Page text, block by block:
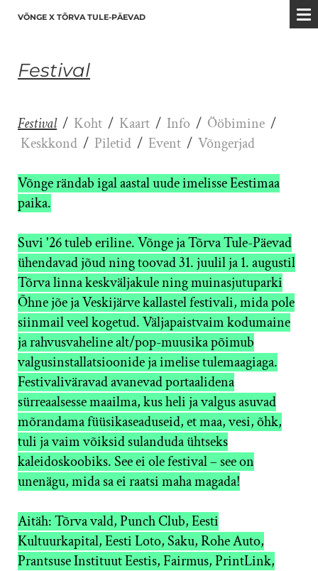
VÕNGE X TÕRVA TULE-PÄEVAD
Festival
Festival/ Koht / Kaart / Info / Ööbimine /
Keskkond / Piletid / Event / Võngerjad
Võnge rändab igal aastal uude imelisse Eestimaa
paika.
Suvi '26 tuleb eriline. Võnge ja Tõrva Tule-Päevad
ühendavad jõud ning toovad 31. juulil ja 1. augustil
Tõrva linna keskväljakule ning muinasjutuparki
Õhne jõe ja Veskijärve kallastel festivali, mida pole
siinmail veel kogetud. Väljapaistvaim kodumaine
ja rahvusvaheline alt/pop-muusika põimub
valgusinstallatsioonide ja imelise tulemaagiaga.
Festivaliväravad avanevad portaalidena
sürreaalsesse maailma, kus heli ja valgus asuvad
mõrandama füüsikaseaduseid, et maa, vesi, õhk,
tuli ja vaim võiksid sulanduda ühtseks
kaleidoskoobiks. See ei ole festival – see on
unenägu, mida sa ei raatsi maha magada!
Aitäh: Tõrva vald, Punch Club, Eesti
Kultuurkapital, Eesti Loto, Saku, Rohe Auto,
Prantsuse Instituut Eestis, Fairmus, PrintLink,